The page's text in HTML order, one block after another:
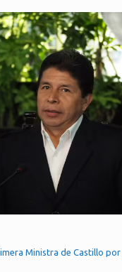
Ministra de Castillo